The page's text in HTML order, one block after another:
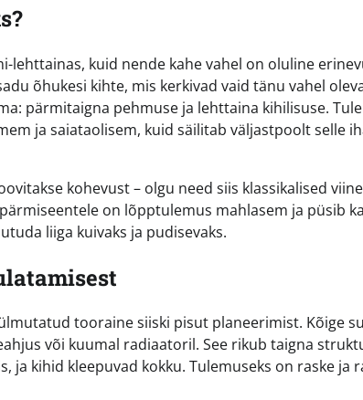
lehttainas, kuid nende kahe vahel on oluline
õhukesi kihte, mis kerkivad vaid tänu vahel
pärmitaigna pehmuse ja lehttaina kihilisuse.
ja saiataolisem, kuid säilitab väljastpoolt selle
kohevust – olgu need siis klassikalised
on lõpptulemus mahlasem ja püsib
liiga kuivaks ja pudisevaks.
tooraine siiski pisut planeerimist. Kõige
või kuumal radiaatoril. See rikub taigna
ja kihid kleepuvad kokku. Tulemuseks on raske ja